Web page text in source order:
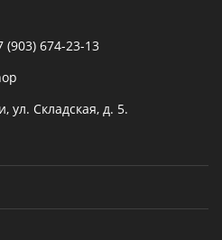
(903) 674-23-13
ул. Складская, д. 5.